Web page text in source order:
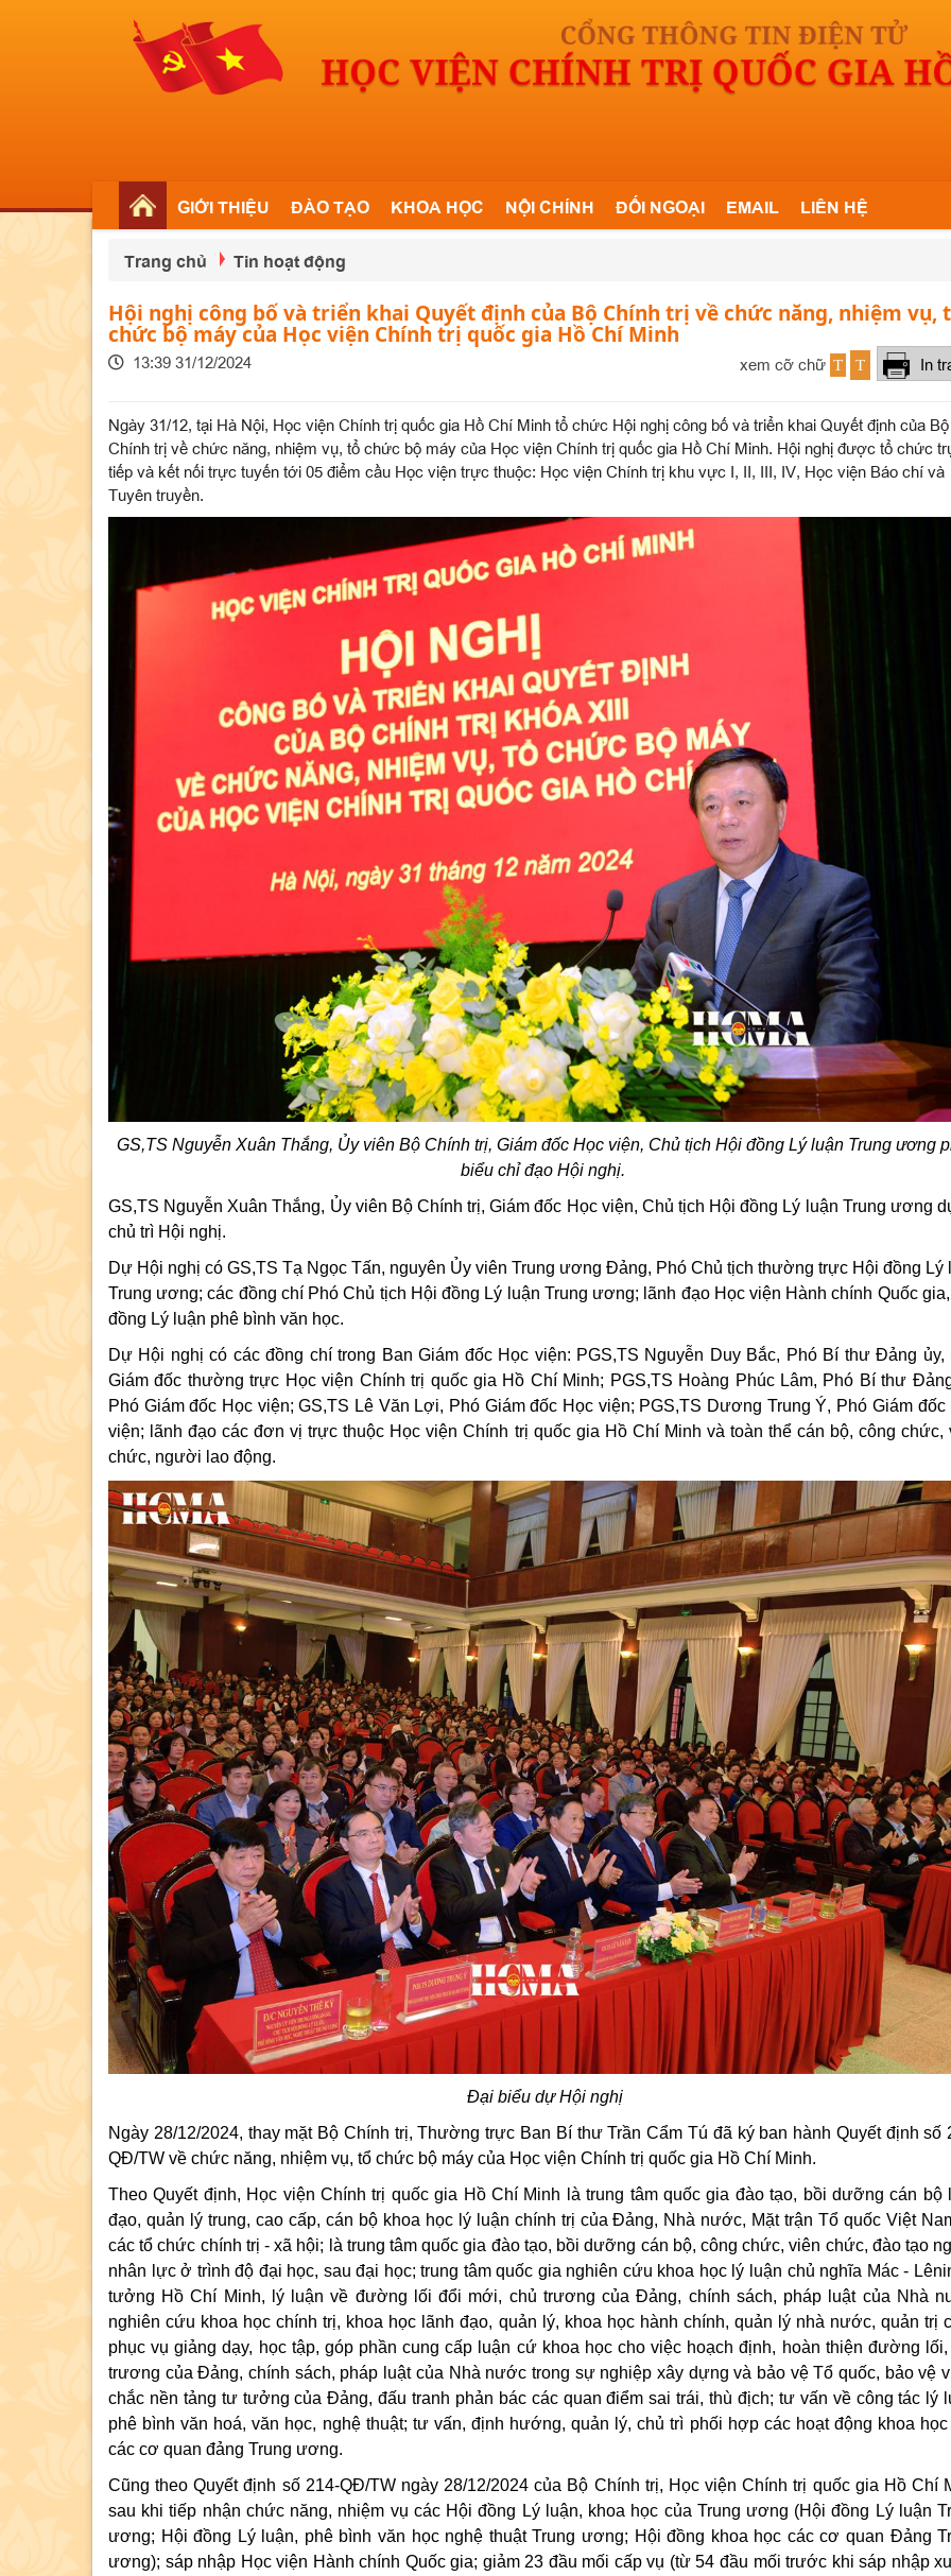
GIỚI THIỆU ĐÀO TẠO KHOA HỌC NỘI CHÍNH ĐỐI NGOẠI EMAIL LIÊN HỆ
Trang chủ Tin hoạt động
Hội nghị công bố và triển khai Quyết định của Bộ Chính trị về chức năng, nhiệm vụ,
chức bộ máy của Học viện Chính trị quốc gia Hồ Chí Minh
13:39 31/12/2024 xem cỡ chữ T T In
Ngày 31/12, tại Hà Nội, Học viện Chính trị quốc gia Hồ Chí Minh tổ chức Hội nghị công bố và triển khai Quyết định của Bộ
Chính trị về chức năng, nhiệm vụ, tổ chức bộ máy của Học viện Chính trị quốc gia Hồ Chí Minh. Hội nghị được tổ chức
tiếp và kết nối trực tuyến tới 05 điểm cầu Học viện trực thuộc: Học viện Chính trị khu vực I, II, III, IV, Học viện Báo chí và
Tuyên truyền.
GS,TS Nguyễn Xuân Thắng, Ủy viên Bộ Chính trị, Giám đốc Học viện, Chủ tịch Hội đồng Lý luận Trung ương
biểu chỉ đạo Hội nghị.
GS,TS Nguyễn Xuân Thắng, Ủy viên Bộ Chính trị, Giám đốc Học viện, Chủ tịch Hội đồng Lý luận Trung ương
chủ trì Hội nghị.
Dự Hội nghị có GS,TS Tạ Ngọc Tấn, nguyên Ủy viên Trung ương Đảng, Phó Chủ tịch thường trực Hội đồng Lý
Trung ương; các đồng chí Phó Chủ tịch Hội đồng Lý luận Trung ương; lãnh đạo Học viện Hành chính Quốc gia,
đồng Lý luận phê bình văn học.
Dự Hội nghị có các đồng chí trong Ban Giám đốc Học viện: PGS,TS Nguyễn Duy Bắc, Phó Bí thư Đảng ủy,
Giám đốc thường trực Học viện Chính trị quốc gia Hồ Chí Minh; PGS,TS Hoàng Phúc Lâm, Phó Bí thư
Phó Giám đốc Học viện; GS,TS Lê Văn Lợi, Phó Giám đốc Học viện; PGS,TS Dương Trung Ý, Phó Giám đốc
viện; lãnh đạo các đơn vị trực thuộc Học viện Chính trị quốc gia Hồ Chí Minh và toàn thể cán bộ, công chức,
chức, người lao động.
Đại biểu dự Hội nghị
Ngày 28/12/2024, thay mặt Bộ Chính trị, Thường trực Ban Bí thư Trần Cẩm Tú đã ký ban hành Quyết định số
QĐ/TW về chức năng, nhiệm vụ, tổ chức bộ máy của Học viện Chính trị quốc gia Hồ Chí Minh.
Theo Quyết định, Học viện Chính trị quốc gia Hồ Chí Minh là trung tâm quốc gia đào tạo, bồi dưỡng cán bộ
đạo, quản lý trung, cao cấp, cán bộ khoa học lý luận chính trị của Đảng, Nhà nước, Mặt trận Tổ quốc Việt
các tổ chức chính trị - xã hội; là trung tâm quốc gia đào tạo, bồi dưỡng cán bộ, công chức, viên chức, đào tạo
nhân lực ở trình độ đại học, sau đại học; trung tâm quốc gia nghiên cứu khoa học lý luận chủ nghĩa Mác -
tưởng Hồ Chí Minh, lý luận về đường lối đổi mới, chủ trương của Đảng, chính sách, pháp luật của Nhà
nghiên cứu khoa học chính trị, khoa học lãnh đạo, quản lý, khoa học hành chính, quản lý nhà nước, quản trị
phục vụ giảng dạy, học tập, góp phần cung cấp luận cứ khoa học cho việc hoạch định, hoàn thiện đường lối,
trương của Đảng, chính sách, pháp luật của Nhà nước trong sự nghiệp xây dựng và bảo vệ Tổ quốc, bảo vệ
chắc nền tảng tư tưởng của Đảng, đấu tranh phản bác các quan điểm sai trái, thù địch; tư vấn về công tác lý
phê bình văn hoá, văn học, nghệ thuật; tư vấn, định hướng, quản lý, chủ trì phối hợp các hoạt động khoa học
các cơ quan đảng Trung ương.
Cũng theo Quyết định số 214-QĐ/TW ngày 28/12/2024 của Bộ Chính trị, Học viện Chính trị quốc gia Hồ Chí
sau khi tiếp nhận chức năng, nhiệm vụ các Hội đồng Lý luận, khoa học của Trung ương (Hội đồng Lý luận
ương; Hội đồng Lý luận, phê bình văn học nghệ thuật Trung ương; Hội đồng khoa học các cơ quan Đảng
ương); sáp nhập Học viện Hành chính Quốc gia; giảm 23 đầu mối cấp vụ (từ 54 đầu mối trước khi sáp nhập